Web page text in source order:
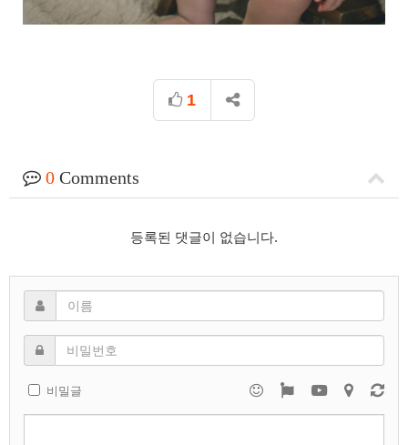
1
0 Comments
등록된 댓글이 없습니다.
비밀글